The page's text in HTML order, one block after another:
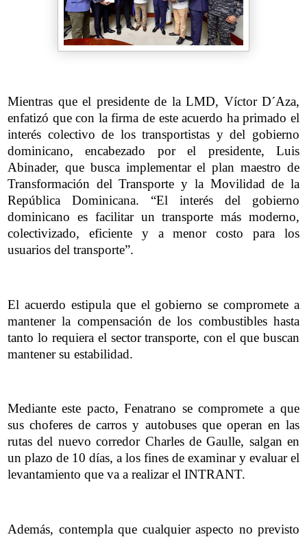
Mientras que el presidente de la LMD, Víctor D´Aza,
enfatizó que con la firma de este acuerdo ha primado el
interés colectivo de los transportistas y del gobierno
dominicano, encabezado por el presidente, Luis
Abinader, que busca implementar el plan maestro de
Transformación del Transporte y la Movilidad de la
República Dominicana. “El interés del gobierno
dominicano es facilitar un transporte más moderno,
colectivizado, eficiente y a menor costo para los
usuarios del transporte”.
El acuerdo estipula que el gobierno se compromete a
mantener la compensación de los combustibles hasta
tanto lo requiera el sector transporte, con el que buscan
mantener su estabilidad.
Mediante este pacto, Fenatrano se compromete a que
sus choferes de carros y autobuses que operan en las
rutas del nuevo corredor Charles de Gaulle, salgan en
un plazo de 10 días, a los fines de examinar y evaluar el
levantamiento que va a realizar el INTRANT.
Además, contempla que cualquier aspecto no previsto